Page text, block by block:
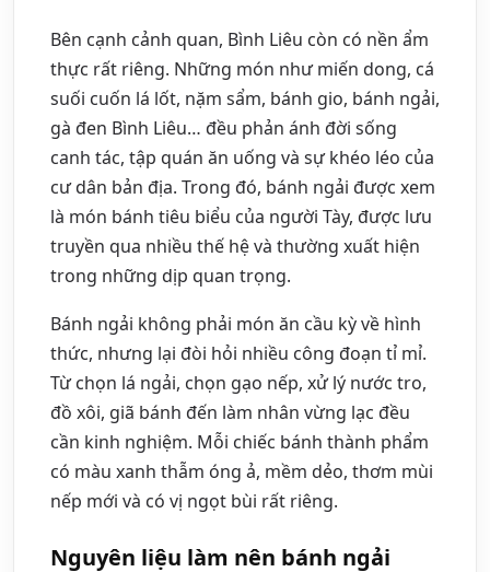
Bên cạnh cảnh quan, Bình Liêu còn có nền ẩm
thực rất riêng. Những món như miến dong, cá
suối cuốn lá lốt, nặm sẩm, bánh gio, bánh ngải,
gà đen Bình Liêu… đều phản ánh đời sống
canh tác, tập quán ăn uống và sự khéo léo của
cư dân bản địa. Trong đó, bánh ngải được xem
là món bánh tiêu biểu của người Tày, được lưu
truyền qua nhiều thế hệ và thường xuất hiện
trong những dịp quan trọng.
Bánh ngải không phải món ăn cầu kỳ về hình
thức, nhưng lại đòi hỏi nhiều công đoạn tỉ mỉ.
Từ chọn lá ngải, chọn gạo nếp, xử lý nước tro,
đồ xôi, giã bánh đến làm nhân vừng lạc đều
cần kinh nghiệm. Mỗi chiếc bánh thành phẩm
có màu xanh thẫm óng ả, mềm dẻo, thơm mùi
nếp mới và có vị ngọt bùi rất riêng.
Nguyên liệu làm nên bánh ngải